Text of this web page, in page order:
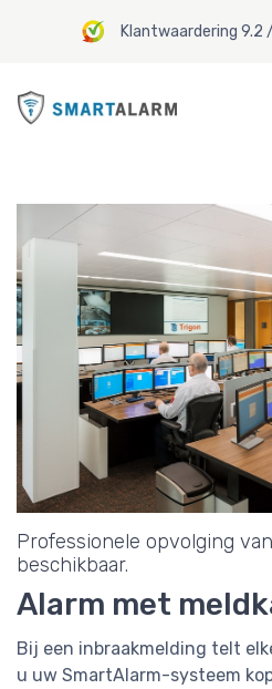
Klantwaardering 9.2
Professionele opvolging
beschikbaar.
Alarm met
Bij een inbraakmelding telt
u uw SmartAlarm-systeem